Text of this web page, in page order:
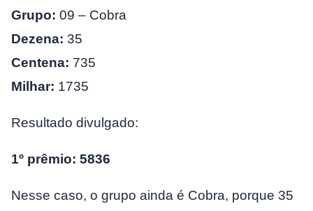
Grupo: 09 – Cobra
Dezena: 35
Centena: 735
Milhar: 1735
Resultado divulgado:
1º prêmio: 5836
Nesse caso, o grupo ainda é Cobra, porque 35